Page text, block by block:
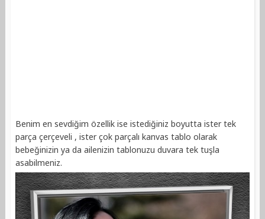
Benim en sevdiğim özellik ise istediğiniz boyutta ister tek
parça çerçeveli , ister çok parçalı kanvas tablo olarak
bebeğinizin ya da ailenizin tablonuzu duvara tek tuşla
asabilmeniz.